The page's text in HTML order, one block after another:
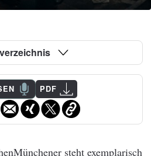
PDF
steht exemplarisch